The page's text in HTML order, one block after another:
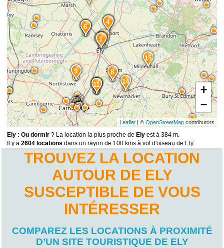
15
14
13
12
11
9 8
7
6
5
4
3
2
1
+
−
Leaflet| © OpenStreetMapcontributors
Ely : Ou dormir ? La location la plus proche de Ely est à 384 m.
Il y a2604 locations dans un rayon de 100 kms à vol d'oiseau de Ely.
TROUVEZ LA LOCATION
AUTOUR DE ELY
SUSCEPTIBLE DE VOUS
INTÉRESSER
COMPAREZ LES LOCATIONS À PROXIMITÉ
D’UN SITE TOURISTIQUE DE ELY